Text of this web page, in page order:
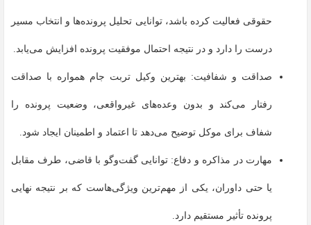
حقوقی فعالیت کرده باشد، توانایی تحلیل پرونده‌ها و انتخاب مسیر
درست را دارد و در نتیجه احتمال موفقیت پرونده افزایش می‌یابد.
صداقت و شفافیت: بهترین وکیل تربت جام همواره با صداقت
رفتار می‌کند و بدون وعده‌های غیرواقعی، وضعیت پرونده را
شفاف برای موکل توضیح می‌دهد تا اعتماد و اطمینان ایجاد شود.
مهارت در مذاکره و دفاع: توانایی گفت‌وگو با قاضی، طرف مقابل
یا حتی داوران، یکی از مهم‌ترین ویژگی‌هاست که بر نتیجه نهایی
پرونده تأثیر مستقیم دارد.